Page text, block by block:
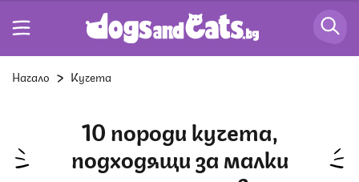
Начало Кучета
10 породи кучета,
подходящи за малки